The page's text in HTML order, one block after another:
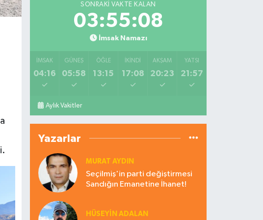
SONRAKI VAKTE KALAN
03:55:07
İmsak Namazı
İMSAK
04:16
GÜNEŞ
05:58
ÖĞLE
13:15
İKINDI
17:08
AKŞAM
20:23
YATSI
21:57
Aylık Vakitler
Yazarlar
MURAT AYDIN
Seçilmiş'in parti değiştirmesi
Sandığın Emanetine İhanet!
HÜSEYIN ADALAN